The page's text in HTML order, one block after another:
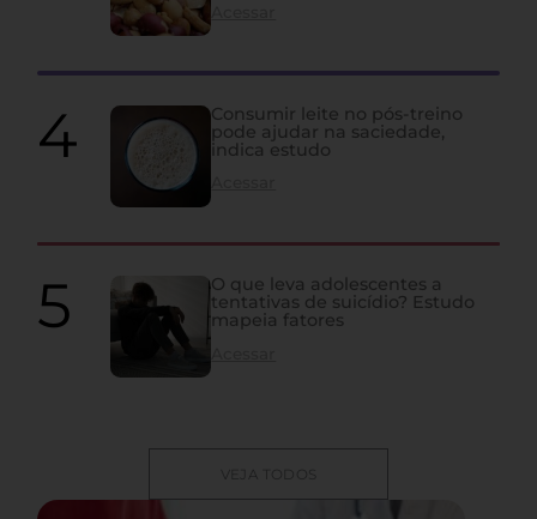
Consumir leite no pós-treino
pode ajudar na saciedade,
indica estudo
O que leva adolescentes a
tentativas de suicídio? Estudo
mapeia fatores
VEJA TODOS